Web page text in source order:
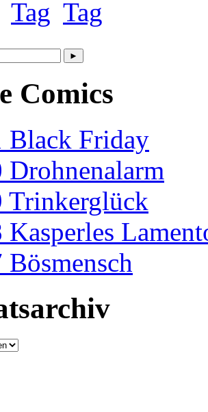
Comics
Black Friday
Drohnenalarm
Trinkerglück
Kasperles
Bösmensch